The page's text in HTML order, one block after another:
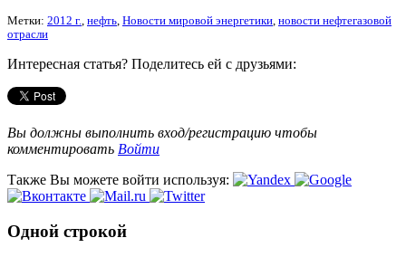
Метки: 2012 г., нефть, Новости мировой энергетики, новости нефтегазовой
отрасли
Интересная статья? Поделитесь ей с друзьями:
Вы должны выполнить вход/регистрацию чтобы
комментировать Войти
Также Вы можете войти используя:
Одной строкой